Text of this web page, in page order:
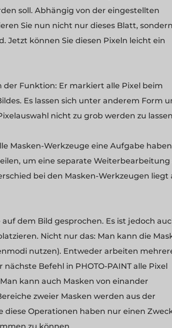
soll. Abhängig von der eingestellten
Sie nun nicht nur dieses Blatt, sondern
Jetzt können Sie diesen Pixeln leicht ein
Funktion: Er markiert alle Pixel beim
Es lassen sich unter anderem Form
nicht zu grob werden zu
Masken-Werkzeuge eine Aufgabe
um eine separate Weiterbearbeitung
bei den Masken-Werkzeugen liegt
dem Bild gesprochen. Es ist jedoch
Nicht nur das: Man kann die
nutzen). Entweder arbeiten
Befehl in PHOTO-PAINT alle Pixel
kann auch Masken von einander
zweier Masken werden aus der
diese Operationen haben nur einen